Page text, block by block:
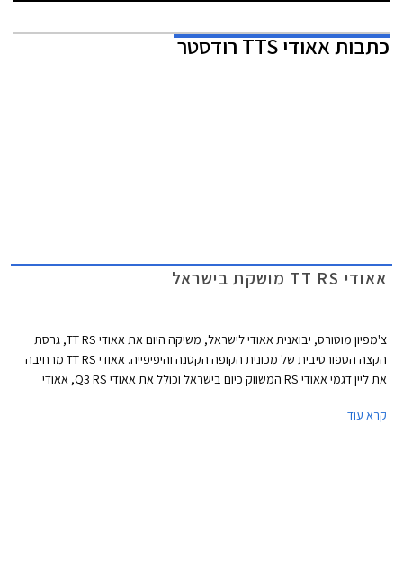
כתבותאאודי TTS רודסטר
אאודי TT RS מושקת בישראל
צ'מפיון מוטורס, יבואנית אאודי לישראל, משיקה היום את אאודי TT RS, גרסת
הקצה הספורטיבית של מכונית הקופה הקטנה והיפיפייה. אאודי TT RS מרחיבה
את ליין דגמי אאודי RS המשווק כיום בישראל וכולל את אאודי Q3 RS, אאודי
קרא עוד